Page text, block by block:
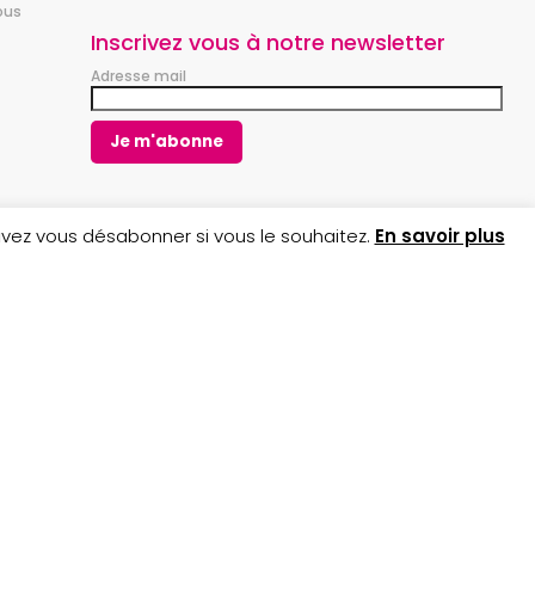
e
b
o
k
t
a
g
a
m
Inscrivez vous à notre newsletter
Adresse mail
vous désabonner si vous le souhaitez. En savoir plus